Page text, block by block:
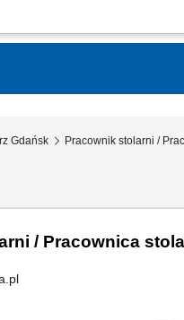
wykonywanie drewnianych
Gdańsk Pracownik stolarni /
/ Pracownica